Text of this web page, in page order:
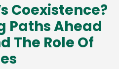
Coexistence?
Paths Ahead
The Role Of